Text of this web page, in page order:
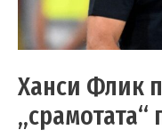
Ханси Флик
„срамотата“